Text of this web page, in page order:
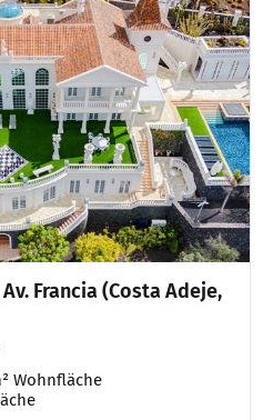
Francia (Costa Adeje,
Wohnfläche